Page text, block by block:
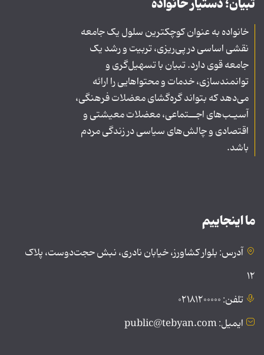
تبیان؛ دستیار خانواده
خانواده به عنوان کوچکترین سلول یک جامعه
نقشی اساسی در پی‌ریزی، تربیت و رشد یک
جامعه قوی دارد. تبیان با تسهیل‌گری و
توانمندسازی، خدمات و محتواهایی را ارائه
می‌دهد که بتواند گره‌گشای معضلات فرهنگی،
آسیـب‌های اجــتماعی، معضلات معیشتی و
اقتصادی و چالش‌های سیاسی در زندگی مردم
باشد.
ما اینجاییم
آدرس: بلوار کشاورز، خیابان نادری، نبش حجت‌دوست، پلاک
۱۲
تلفن: ۰۲۱۸۱۲۰۰۰۰۰
ایمیل: public@tebyan.com